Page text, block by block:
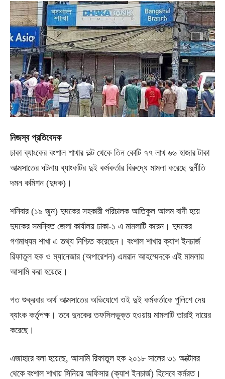
নিজস্ব প্রতিবেদক
ঢাকা ব্যাংকের বংশাল শাখার ভল্ট থেকে তিন কোটি ৭৭ লাখ ৬৬ হাজার টাকা
আত্মসাতের ঘটনায় ব্যাংকটির দুই কর্মকর্তার বিরুদ্ধে মামলা করেছে দুর্নীতি
দমন কমিশন (দুদক)।
শনিবার (১৯ জুন) দুদকের সহকারী পরিচালক আতিকুল আলম বাদী হয়ে
দুদকের সমন্বিত জেলা কার্যালয় ঢাকা-১ এ মামলাটি করেন। দুদকের
গণমাধ্যম শাখা এ তথ্য নিশ্চিত করেছেন। বংশাল শাখার ক্যাশ ইনচার্জ
রিফাতুল হক ও ম্যানেজার (অপারেশন) এমরান আহম্মেদকে এই মামলায়
আসামি করা হয়েছে।
গত শুক্রবার অর্থ আত্মসাতের অভিযোগে ওই দুই কর্মকর্তাকে পুলিশে দেয়
ব্যাংক কর্তৃপক্ষ। তবে দুদকের তফসিলভুক্ত হওয়ায় মামলাটি তারাই দায়ের
করেছে।
এজাহারে বলা হয়েছে, আসামি রিফাতুল হক ২০১৮ সালের ৩১ অক্টোবর
থেকে বংশাল শাখায় সিনিয়র অফিসার (ক্যাশ ইনচার্জ) হিসেবে কর্মরত।